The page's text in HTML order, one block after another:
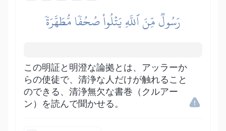
رَسُولٞ مِّنَ ٱللَّهِ يَتۡلُواْ صُحُفٗا مُّطَهَّرَةٗ
この明証と明澄な論拠とは、アッラーか
らの使徒で、清浄な人だけが触れること
のできる、清浄無欠な書巻（クルアー
ン）を読んで聞かせる。